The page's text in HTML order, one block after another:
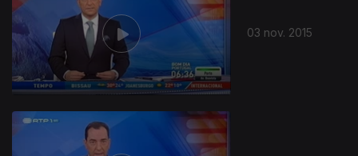
03 nov. 2015